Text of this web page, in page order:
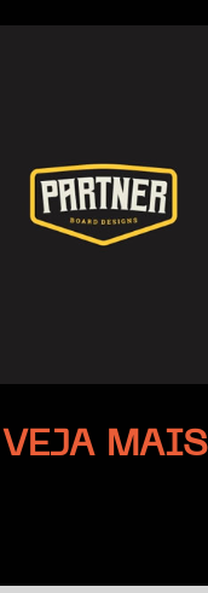
VEJA MAIS